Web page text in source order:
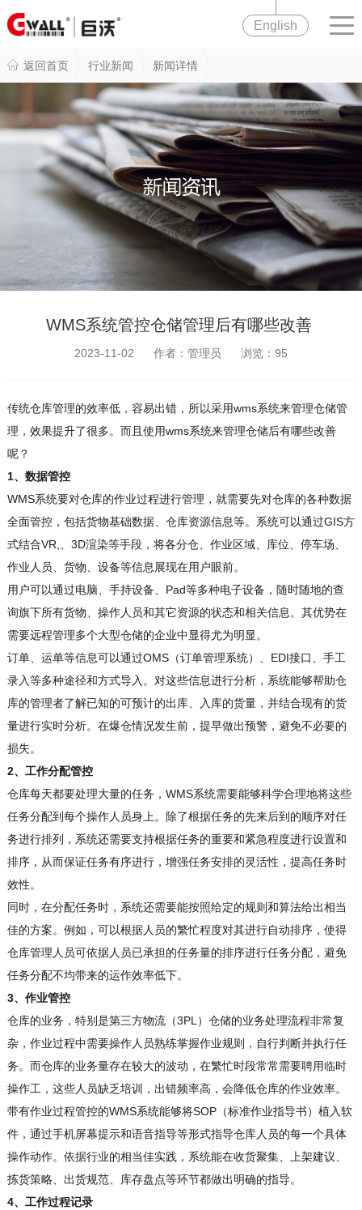
English
返回首页 行业新闻 新闻详情
WMS系统管控仓储管理后有哪些改善
2023-11-02 作者：管理员 浏览： 95
传统仓库管理的效率低，容易出错，所以采用wms系统来管理仓储管
理，效果提升了很多。而且使用wms系统来管理仓储后有哪些改善
呢？
1、数据管控
WMS系统要对仓库的作业过程进行管理，就需要先对仓库的各种数据
全面管控，包括货物基础数据、仓库资源信息等。系统可以通过GIS方
式结合VR,、3D渲染等手段，将各分仓、作业区域、库位、停车场、
作业人员、货物、设备等信息展现在用户眼前。
用户可以通过电脑、手持设备、Pad等多种电子设备，随时随地的查
询旗下所有货物、操作人员和其它资源的状态和相关信息。其优势在
需要远程管理多个大型仓储的企业中显得尤为明显。
订单、运单等信息可以通过OMS（订单管理系统）、EDI接口、手工
录入等多种途径和方式导入。对这些信息进行分析，系统能够帮助仓
库的管理者了解已知的可预计的出库、入库的货量，并结合现有的货
量进行实时分析。在爆仓情况发生前，提早做出预警，避免不必要的
损失。
2、工作分配管控
仓库每天都要处理大量的任务，WMS系统需要能够科学合理地将这些
任务分配到每个操作人员身上。除了根据任务的先来后到的顺序对任
务进行排列，系统还需要支持根据任务的重要和紧急程度进行设置和
排序，从而保证任务有序进行，增强任务安排的灵活性，提高任务时
效性。
同时，在分配任务时，系统还需要能按照给定的规则和算法给出相当
佳的方案。例如，可以根据人员的繁忙程度对其进行自动排序，使得
仓库管理人员可依据人员已承担的任务量的排序进行任务分配，避免
任务分配不均带来的运作效率低下。
3、作业管控
仓库的业务，特别是第三方物流（3PL）仓储的业务处理流程非常复
杂，作业过程中需要操作人员熟练掌握作业规则，自行判断并执行任
务。而仓库的业务量存在较大的波动，在繁忙时段常常需要聘用临时
操作工，这些人员缺乏培训，出错频率高，会降低仓库的作业效率。
带有作业过程管控的WMS系统能够将SOP（标准作业指导书）植入软
件，通过手机屏幕提示和语音指导等形式指导仓库人员的每一个具体
操作动作。依据行业的相当佳实践，系统能在收货聚集、上架建议、
拣货策略、出货规范、库存盘点等环节都做出明确的指导。
4、工作过程记录